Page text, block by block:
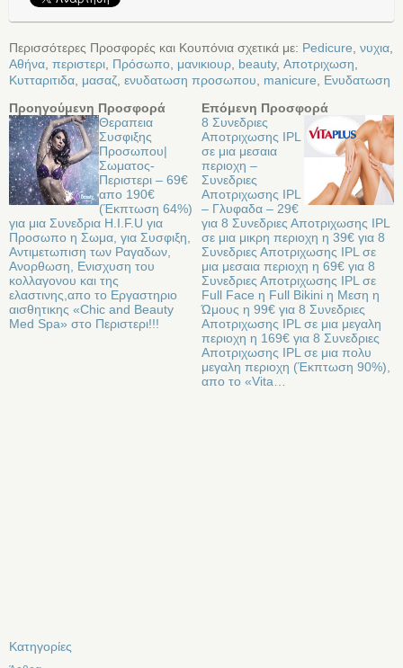
Περισσότερες Προσφορές και Κουπόνια σχετικά με: Pedicure νυχια
Αθήνα περιστερι Πρόσωπο μανικιουρ beauty, Αποτριχωση
Κυτταριτιδα μασαζ ενυδατωση προσωπου manicure
Ενυδατωση
Προηγούμενη Προσφορά
Θεραπεια
Συσφιξης
Προσωπου|
Σωματος-
Περιστερι – 69€
απο 190€
(Έκπτωση 64%)
για μια Συνεδρια H.I.F.U για
Προσωπο η Σωμα, για Συσφιξη,
Αντιμετωπιση των Ραγαδων,
Ανορθωση, Ενισχυση του
κολλαγονου και της
ελαστινης,απο το Εργαστηριο
αισθητικης «Chic and Beauty
Med Spa» στo Περιστερι!!!
Επόμενη Προσφορά
8 Συνεδριες
Αποτριχωσης IPL
σε μια μεσαια
περιοχη –
Συνεδριες
Αποτριχωσης IPL
– Γλυφαδα – 29€
για 8 Συνεδριες Αποτριχωσης IPL
σε μια μικρη περιοχη η 39€ για 8
Συνεδριες Αποτριχωσης IPL σε
μια μεσαια περιοχη η 69€ για 8
Συνεδριες Αποτριχωσης IPL σε
Full Face η Full Bikini η Μεση η
Ώμους η 99€ για 8 Συνεδριες
Αποτριχωσης IPL σε μια μεγαλη
περιοχη η 169€ για 8 Συνεδριες
Αποτριχωσης IPL σε μια πολυ
μεγαλη περιοχη (Έκπτωση 90%),
απο το «Vita…
Kατηγορίες